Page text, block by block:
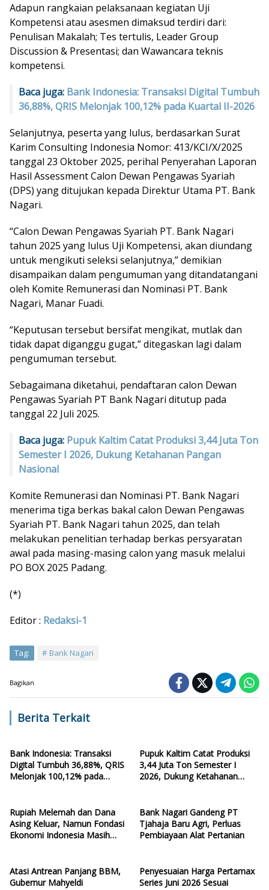
Adapun rangkaian pelaksanaan kegiatan Uji
Kompetensi atau asesmen dimaksud terdiri dari:
Penulisan Makalah; Tes tertulis, Leader Group
Discussion & Presentasi; dan Wawancara teknis
kompetensi.
Baca juga: Bank Indonesia: Transaksi Digital Tumbuh
36,88%, QRIS Melonjak 100,12% pada Kuartal II-2026
Selanjutnya, peserta yang lulus, berdasarkan Surat
Karim Consulting Indonesia Nomor: 413/KCI/X/2025
tanggal 23 Oktober 2025, perihal Penyerahan Laporan
Hasil Assessment Calon Dewan Pengawas Syariah
(DPS) yang ditujukan kepada Direktur Utama PT. Bank
Nagari.
“Calon Dewan Pengawas Syariah PT. Bank Nagari
tahun 2025 yang lulus Uji Kompetensi, akan diundang
untuk mengikuti seleksi selanjutnya,” demikian
disampaikan dalam pengumuman yang ditandatangani
oleh Komite Remunerasi dan Nominasi PT. Bank
Nagari, Manar Fuadi.
“Keputusan tersebut bersifat mengikat, mutlak dan
tidak dapat diganggu gugat,” ditegaskan lagi dalam
pengumuman tersebut.
Sebagaimana diketahui, pendaftaran calon Dewan
Pengawas Syariah PT Bank Nagari ditutup pada
tanggal 22 Juli 2025.
Baca juga: Pupuk Kaltim Catat Produksi 3,44 Juta Ton
Semester I 2026, Dukung Ketahanan Pangan
Nasional
Komite Remunerasi dan Nominasi PT. Bank Nagari
menerima tiga berkas bakal calon Dewan Pengawas
Syariah PT. Bank Nagari tahun 2025, dan telah
melakukan penelitian terhadap berkas persyaratan
awal pada masing-masing calon yang masuk melalui
PO BOX 2025 Padang.
(*)
Editor : Redaksi-1
Tag: Bank Nagari
Bagikan
Berita Terkait
Bank Indonesia: Transaksi
Digital Tumbuh 36,88%, QRIS
Melonjak 100,12% pada
Pupuk Kaltim Catat Produksi
3,44 Juta Ton Semester I
2026, Dukung Ketahanan
Rupiah Melemah dan Dana
Asing Keluar, Namun Fondasi
Ekonomi Indonesia Masih
Bank Nagari Gandeng PT
Tjahaja Baru Agri, Perluas
Pembiayaan Alat Pertanian
Atasi Antrean Panjang BBM,
Gubernur Mahyeldi
Penyesuaian Harga Pertamax
Series Juni 2026 Sesuai